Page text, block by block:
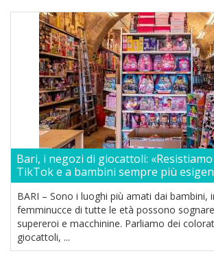
Bari, i negozi di giocattoli:
TikTok e a bambini sempre più
BARI – Sono i luoghi più amati dai bambini,
femminucce di tutte le età possono
supereroi e macchinine. Parliamo dei
giocattoli, ...